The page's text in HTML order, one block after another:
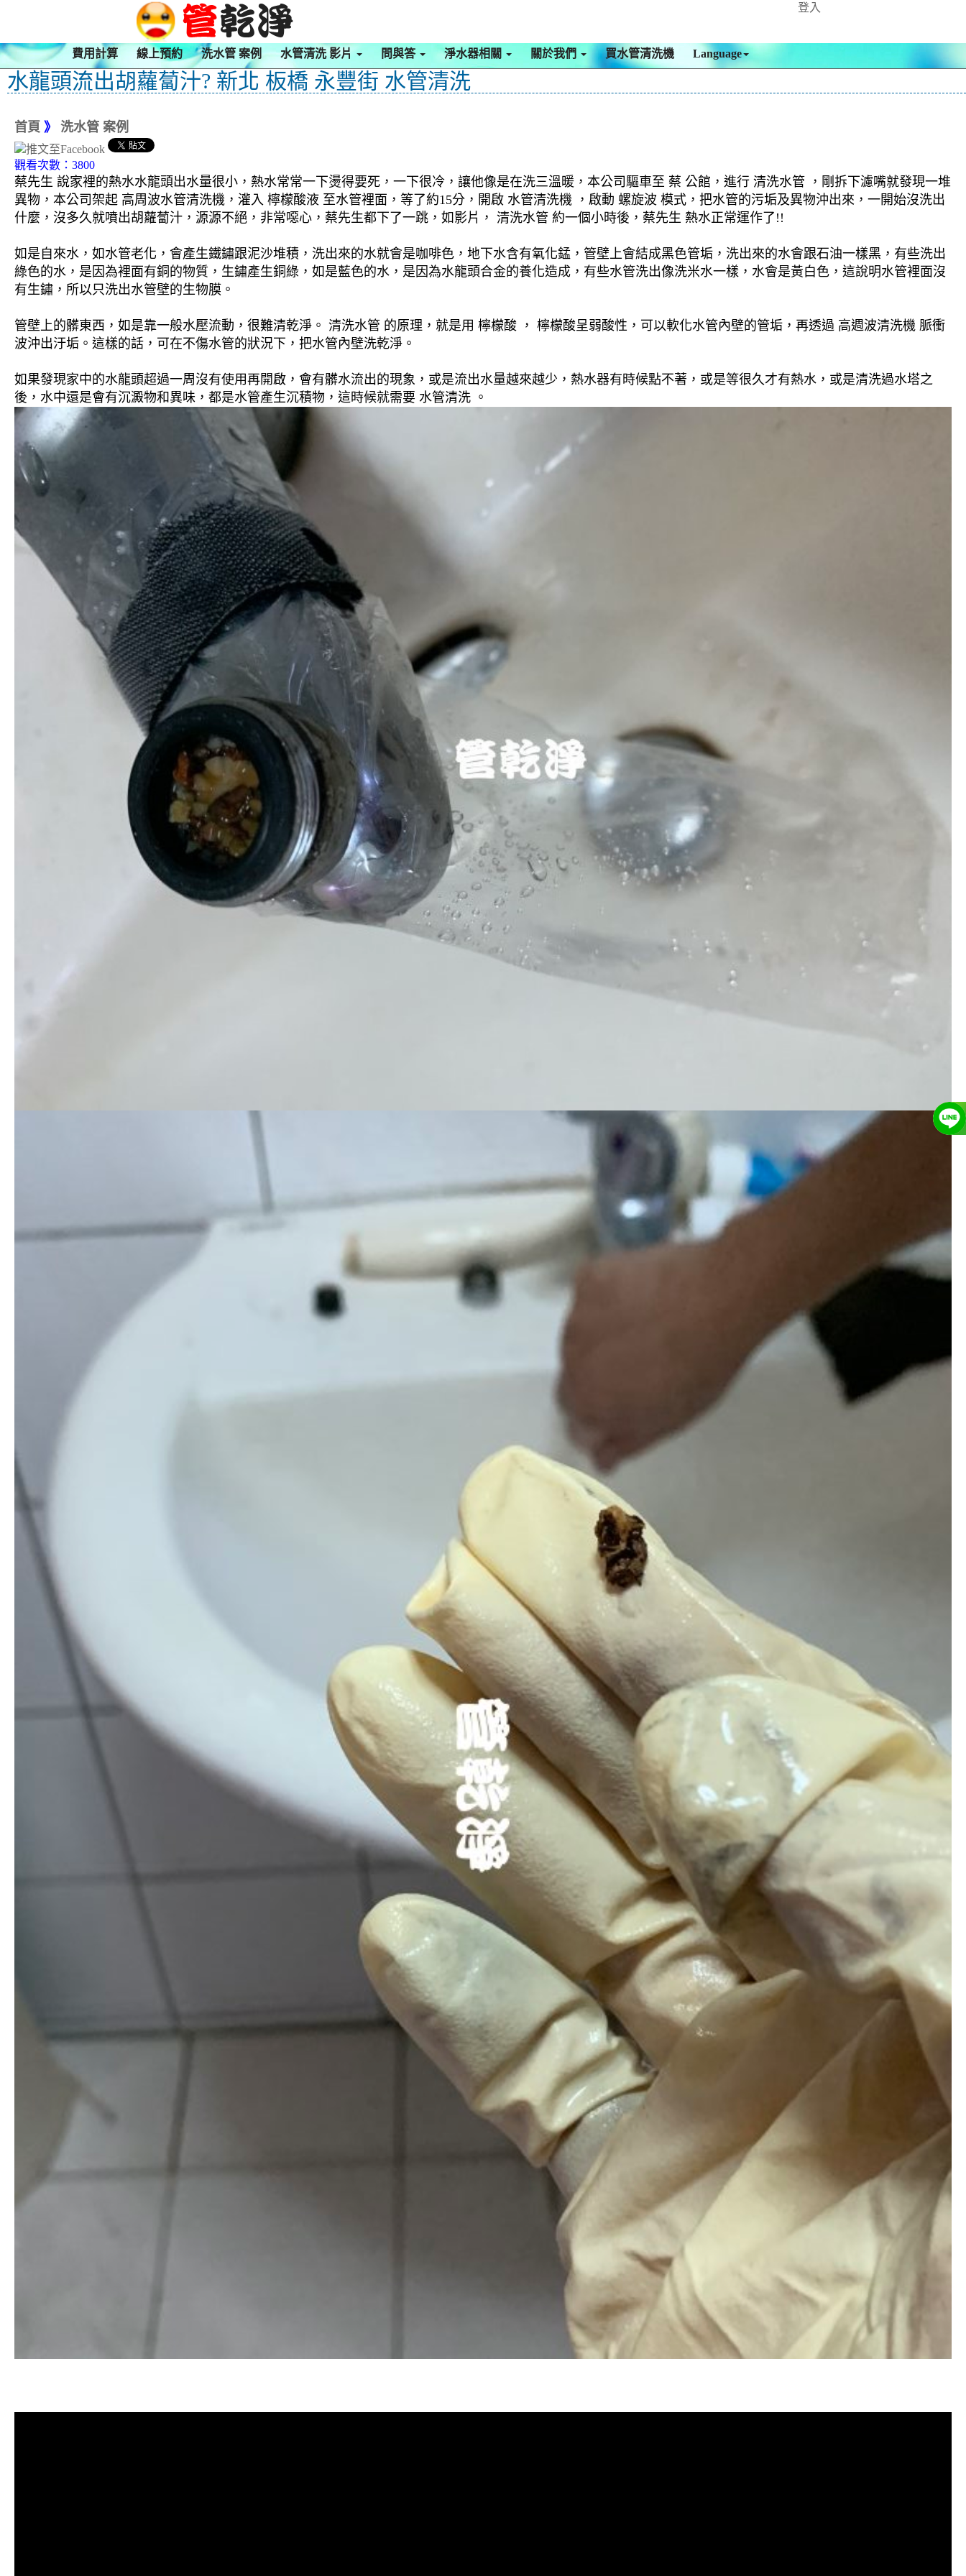
登入
費用計算 線上預約 洗水管 案例 水管清洗 影片 問與答 淨水器相關 關於我們 買水管清洗機 Language
水龍頭流出胡蘿蔔汁? 新北 板橋 永豐街 水管清洗
首頁 》 洗水管 案例
觀看次數：3800
蔡先生 說家裡的熱水水龍頭出水量很小，熱水常常一下燙得要死，一下很冷，讓他像是在洗三溫暖，本公司驅車至 蔡 公館，進行 清洗水管 ，剛拆下濾嘴就發現一堆
異物，本公司架起 高周波水管清洗機，灌入 檸檬酸液 至水管裡面，等了約15分，開啟 水管清洗機 ，啟動 螺旋波 模式，把水管的污垢及異物沖出來，一開始沒洗出
什麼，沒多久就噴出胡蘿蔔汁，源源不絕，非常噁心，蔡先生都下了一跳，如影片， 清洗水管 約一個小時後，蔡先生 熱水正常運作了!!
如是自來水，如水管老化，會產生鐵鏽跟泥沙堆積，洗出來的水就會是咖啡色，地下水含有氧化錳，管壁上會結成黑色管垢，洗出來的水會跟石油一樣黑，有些洗出
綠色的水，是因為裡面有銅的物質，生鏽產生銅綠，如是藍色的水，是因為水龍頭合金的養化造成，有些水管洗出像洗米水一樣，水會是黃白色，這說明水管裡面沒
有生鏽，所以只洗出水管壁的生物膜。
管壁上的髒東西，如是靠一般水壓流動，很難清乾淨。 清洗水管 的原理，就是用 檸檬酸 ， 檸檬酸呈弱酸性，可以軟化水管內壁的管垢，再透過 高週波清洗機 脈衝
波沖出汙垢。這樣的話，可在不傷水管的狀況下，把水管內壁洗乾淨。
如果發現家中的水龍頭超過一周沒有使用再開啟，會有髒水流出的現象，或是流出水量越來越少，熱水器有時候點不著，或是等很久才有熱水，或是清洗過水塔之
後，水中還是會有沉澱物和異味，都是水管產生沉積物，這時候就需要 水管清洗 。